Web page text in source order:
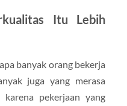
Itu Lebih
banyak orang bekerja
juga yang merasa
pekerjaan yang